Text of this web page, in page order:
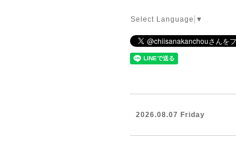
Select Language ▼
2026.08.07 Friday